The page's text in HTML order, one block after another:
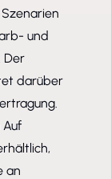
und
Der
darüber
Auf
an